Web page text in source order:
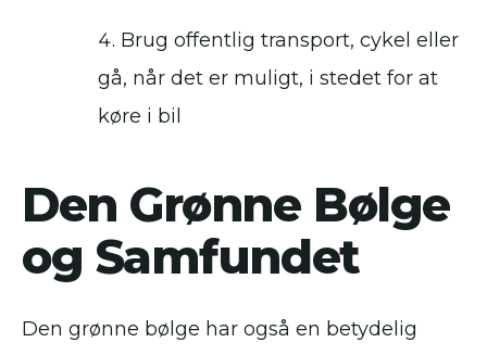
Brug offentlig transport, cykel eller
gå, når det er muligt, i stedet for at
køre i bil
Den Grønne Bølge
og Samfundet
Den grønne bølge har også en betydelig